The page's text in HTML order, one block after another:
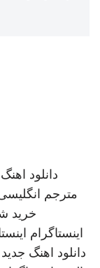
دانلود
مترجم
خرید
اینستاگرام
دانلود اهنگ جدید